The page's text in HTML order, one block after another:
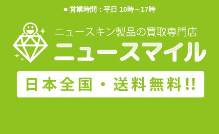
■ 営業時間：平日 10時～17時